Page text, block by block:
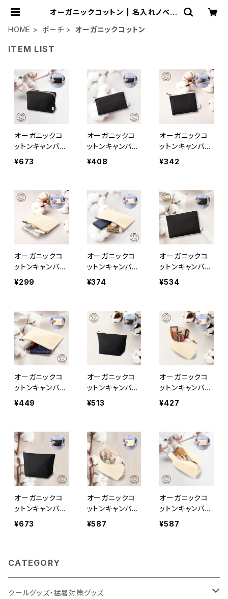
オーガニックコットン | 名入れノベル
HOME
ポーチ オーガニックコットン
ITEM LIST
オーガニックコ
ットンキャンバス
ファスナーポー
¥673
オーガニックコ
ットンキャンバス
フラットポーチ
¥408
オーガニックコ
ットンキャンバス
フラットポーチ
¥342
オーガニックコ
ットンキャンバス
フラットポーチ
¥299
オーガニックコ
ットンキャンバス
フラットポーチ
¥374
オーガニックコ
ットンキャンバス
フラットポーチ
¥534
オーガニックコ
ットンキャンバス
フラットポーチ
¥449
オーガニックコ
ットンキャンバス
デイリーポーチ
¥513
オーガニックコ
ットンキャンバス
デイリーポーチ
¥427
オーガニックコ
ットンキャンバス
デイリーポーチ
¥673
オーガニックコ
ットンキャンバス
デイリーポーチ
¥587
オーガニックコ
ットンキャンバス
ファスナーポー
¥587
CATEGORY
クールグッズ・猛暑対策グッズ